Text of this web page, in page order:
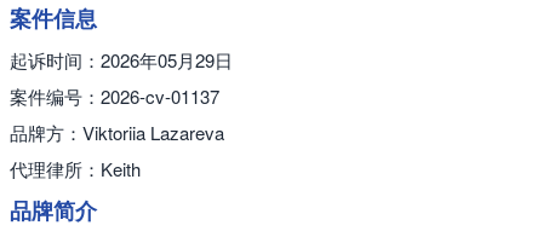
案件信息
起诉时间：2026年05月29日
案件编号：2026-cv-01137
品牌方：Viktoriia Lazareva
代理律所：Keith
品牌简介